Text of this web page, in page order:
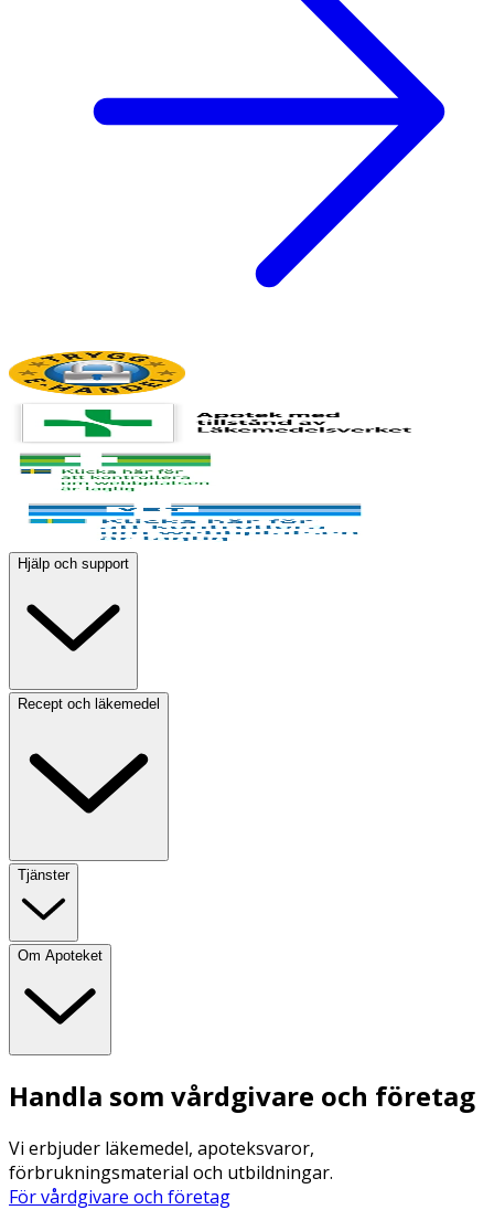
Hjälp och support
Recept och läkemedel
Tjänster
Om Apoteket
Handla som vårdgivare och företag
Vi erbjuder läkemedel, apoteksvaror,
förbrukningsmaterial och utbildningar.
För vårdgivare och företag